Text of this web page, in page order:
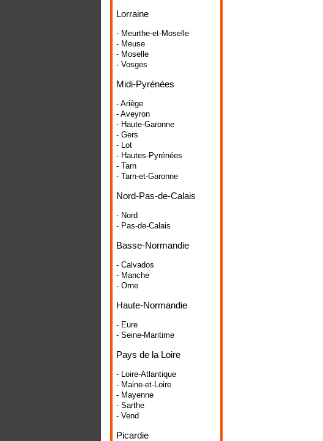
Lorraine
- Meurthe-et-Moselle
- Meuse
- Moselle
- Vosges
Midi-Pyrénées
- Ariège
- Aveyron
- Haute-Garonne
- Gers
- Lot
- Hautes-Pyrénées
- Tarn
- Tarn-et-Garonne
Nord-Pas-de-Calais
- Nord
- Pas-de-Calais
Basse-Normandie
- Calvados
- Manche
- Orne
Haute-Normandie
- Eure
- Seine-Maritime
Pays de la Loire
- Loire-Atlantique
- Maine-et-Loire
- Mayenne
- Sarthe
- Vend
Picardie